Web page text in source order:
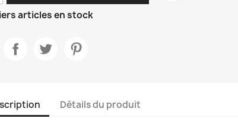
articles en stock
Détails du produit